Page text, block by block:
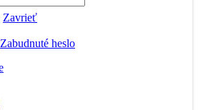
Zavrieť
Zabudnuté heslo